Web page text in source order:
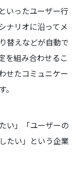
いったユーザー行
ナリオに沿ってメ
替えなどが自動で
を組み合わせるこ
せたコミュニケー
い」「ユーザーの
たい」という企業